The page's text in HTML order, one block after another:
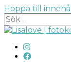
Hoppa till innehåll
Sök
efter: